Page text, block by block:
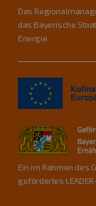
Das
das Bayerische
Energie.
Ein im Rahmen des
gefördertes